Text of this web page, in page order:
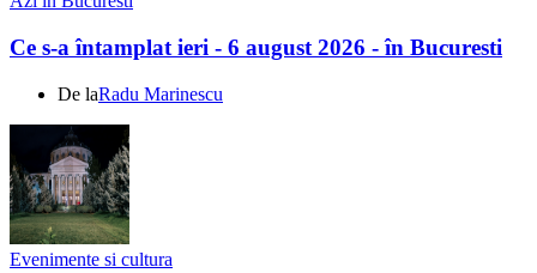
Ce s-a întamplat ieri - 6 august 2026 - în Bucuresti
De laRadu Marinescu
Evenimente si cultura